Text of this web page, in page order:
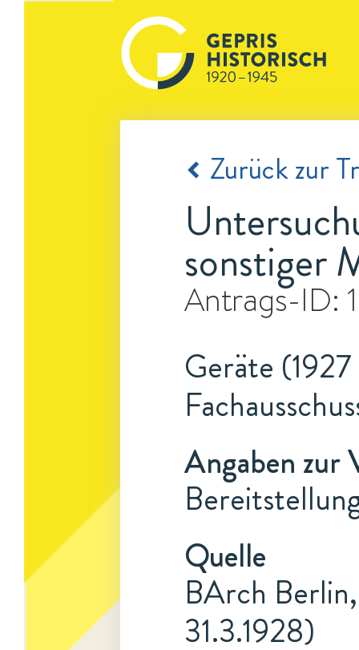
Zurück zur
sonstiger
Antrags-ID:
Geräte
Angaben zur
Quelle
BArch
31.3.1928)